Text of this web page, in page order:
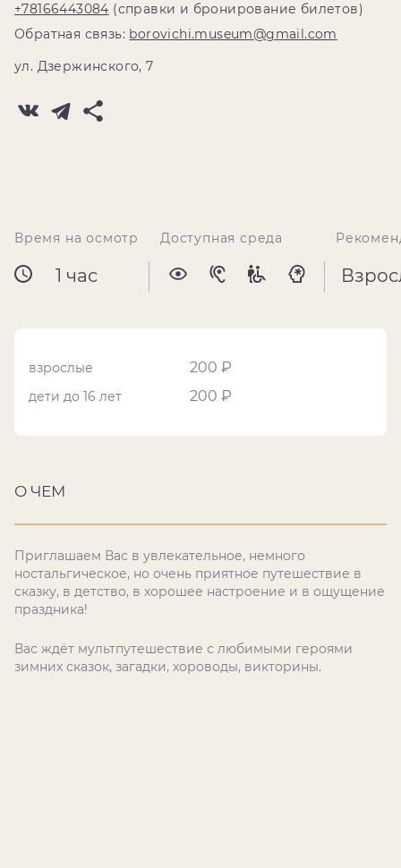
+78166443084 (справки и бронирование билетов)
Обратная связь: borovichi.museum@gmail.com
ул. Дзержинского, 7
Время на осмотр
1 час
Доступная среда
взрослые 200 ₽
дети до 16 лет 200 ₽
О ЧЕМ
Приглашаем Вас в увлекательное, немного
ностальгическое, но очень приятное путешествие в
сказку, в детство, в хорошее настроение и в ощущение
праздника!
Вас ждёт мультпутешествие с любимыми героями
зимних сказок, загадки, хороводы, викторины.